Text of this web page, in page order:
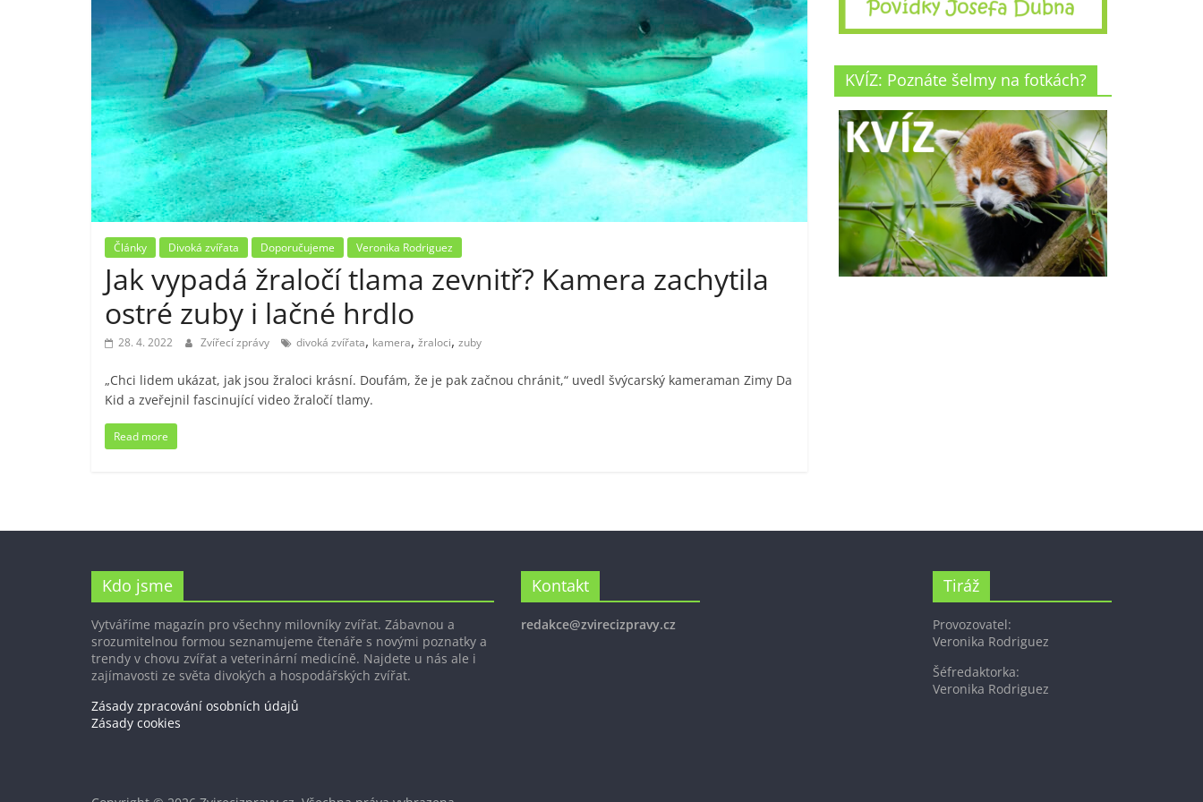
Články Divoká zvířata Doporučujeme Veronika Rodriguez
Jak vypadá žraločí tlama zevnitř? Kamera zachytila
ostré zuby i lačné hrdlo
28. 4. 2022 Zvířecí zprávy divoká zvířata, kamera, žraloci, zuby
„Chci lidem ukázat, jak jsou žraloci krásní. Doufám, že je pak začnou chránit,“ uvedl švýcarský kameraman Zimy Da
Kid a zveřejnil fascinující video žraločí tlamy.
Read more
KVÍZ: Poznáte šelmy na fotkách?
Kdo jsme
Vytváříme magazín pro všechny milovníky zvířat. Zábavnou a
srozumitelnou formou seznamujeme čtenáře s novými poznatky a
trendy v chovu zvířat a veterinární medicíně. Najdete u nás ale i
zajímavosti ze světa divokých a hospodářských zvířat.
Zásady zpracování osobních údajů
Zásady cookies
Kontakt
redakce@zvirecizpravy.cz
Tiráž
Provozovatel:
Veronika Rodriguez
Šéfredaktorka:
Veronika Rodriguez